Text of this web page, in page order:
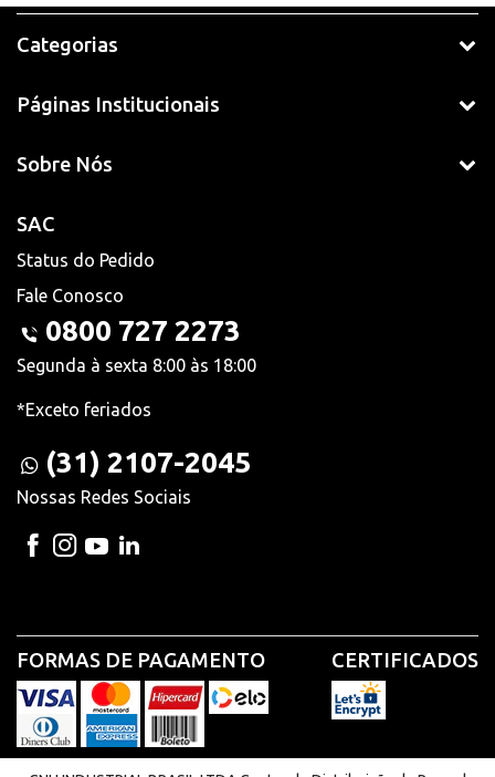
Categorias
Páginas Institucionais
Sobre Nós
SAC
Status do Pedido
Fale Conosco
0800 727 2273
Segunda à sexta 8:00 às 18:00
*Exceto feriados
(31) 2107-2045
Nossas Redes Sociais
FORMAS DE PAGAMENTO CERTIFICADOS